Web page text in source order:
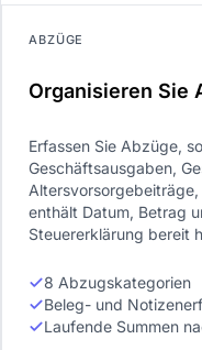
ABZÜGE
Organisieren Sie
Erfassen Sie Abzüge,
Geschäftsausgaben,
enthält Datum, Betrag
Steuererklärung bereit
8 Abzugskategorien
Beleg- und
Laufende Summen